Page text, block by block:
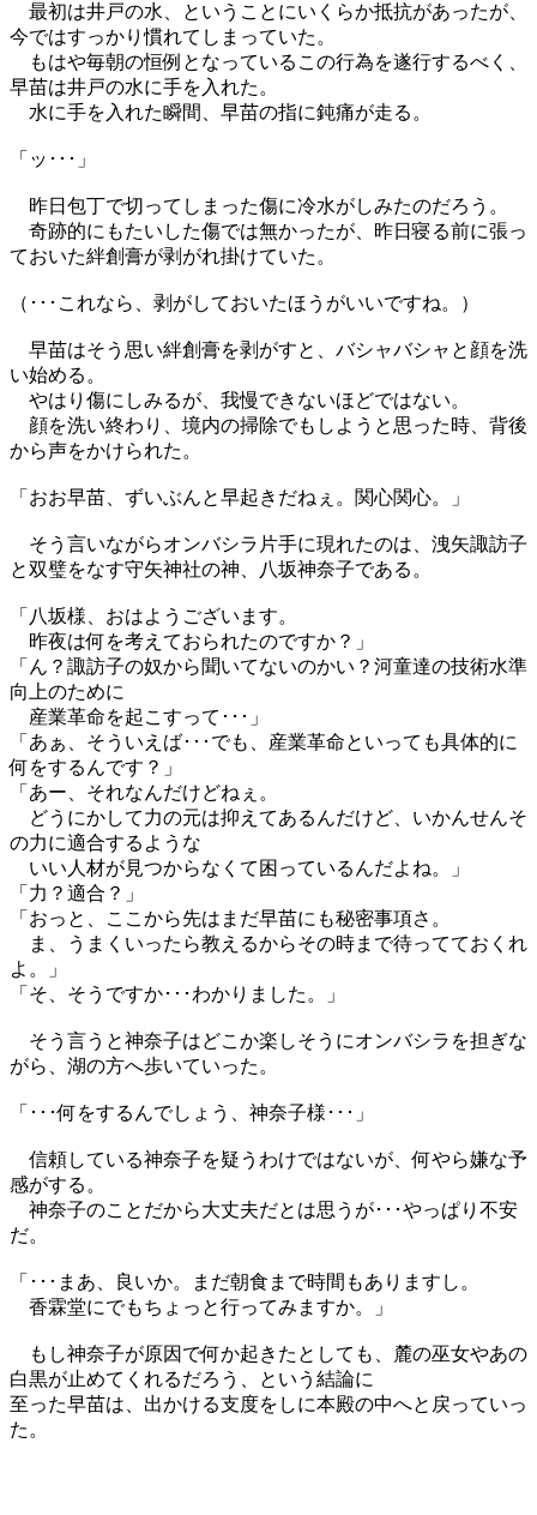
最初は井戸の水、ということにいくらか抵抗があったが、
今ではすっかり慣れてしまっていた。
もはや毎朝の恒例となっているこの行為を遂行するべく、
早苗は井戸の水に手を入れた。
水に手を入れた瞬間、早苗の指に鈍痛が走る。
「ッ･･･」
昨日包丁で切ってしまった傷に冷水がしみたのだろう。
奇跡的にもたいした傷では無かったが、昨日寝る前に張っ
ておいた絆創膏が剥がれ掛けていた。
（･･･これなら、剥がしておいたほうがいいですね。）
早苗はそう思い絆創膏を剥がすと、バシャバシャと顔を洗
い始める。
やはり傷にしみるが、我慢できないほどではない。
顔を洗い終わり、境内の掃除でもしようと思った時、背後
から声をかけられた。
「おお早苗、ずいぶんと早起きだねぇ。関心関心。」
そう言いながらオンバシラ片手に現れたのは、洩矢諏訪子
と双璧をなす守矢神社の神、八坂神奈子である。
「八坂様、おはようございます。
昨夜は何を考えておられたのですか？」
「ん？諏訪子の奴から聞いてないのかい？河童達の技術水準
向上のために
産業革命を起こすって･･･」
「あぁ、そういえば･･･でも、産業革命といっても具体的に
何をするんです？」
「あー、それなんだけどねぇ。
どうにかして力の元は抑えてあるんだけど、いかんせんそ
の力に適合するような
いい人材が見つからなくて困っているんだよね。」
「力？適合？」
「おっと、ここから先はまだ早苗にも秘密事項さ。
ま、うまくいったら教えるからその時まで待ってておくれ
よ。」
「そ、そうですか･･･わかりました。」
そう言うと神奈子はどこか楽しそうにオンバシラを担ぎな
がら、湖の方へ歩いていった。
「･･･何をするんでしょう、神奈子様･･･」
信頼している神奈子を疑うわけではないが、何やら嫌な予
感がする。
神奈子のことだから大丈夫だとは思うが･･･やっぱり不安
だ。
「･･･まあ、良いか。まだ朝食まで時間もありますし。
香霖堂にでもちょっと行ってみますか。」
もし神奈子が原因で何か起きたとしても、麓の巫女やあの
白黒が止めてくれるだろう、という結論に
至った早苗は、出かける支度をしに本殿の中へと戻っていっ
た。